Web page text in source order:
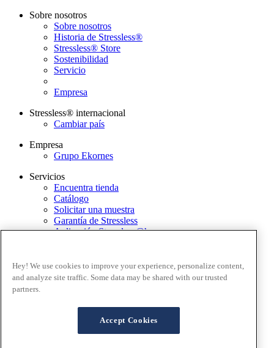
Sobre nosotros
Sobre nosotros
Historia de Stressless®
Stressless® Store
Sostenibilidad
Servicio
Empresa
Stressless® internacional
Cambiar país
Empresa
Grupo Ekornes
Servicios
Encuentra tienda
Catálogo
Solicitar una muestra
Garantía de Stressless
Aplicación Stressless@home
Términos y condiciones
Política de privacidad
Garantía
Proceso de reclamación
Hey! We use cookies to improve your experience, personalize content,
and analyze site traffic. Some data may be shared with our trusted
partners.
Accept Cookies